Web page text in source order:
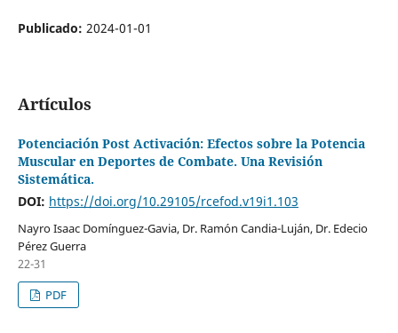
Publicado: 2024-01-01
Artículos
Potenciación Post Activación: Efectos sobre la Potencia
Muscular en Deportes de Combate. Una Revisión
Sistemática.
DOI: https://doi.org/10.29105/rcefod.v19i1.103
Nayro Isaac Domínguez-Gavia, Dr. Ramón Candia-Luján, Dr. Edecio
Pérez Guerra
22-31
PDF